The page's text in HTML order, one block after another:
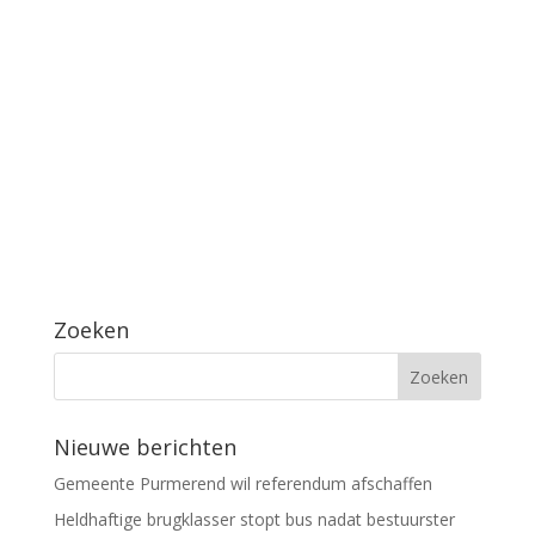
Zoeken
Nieuwe berichten
Gemeente Purmerend wil referendum afschaffen
Heldhaftige brugklasser stopt bus nadat bestuurster